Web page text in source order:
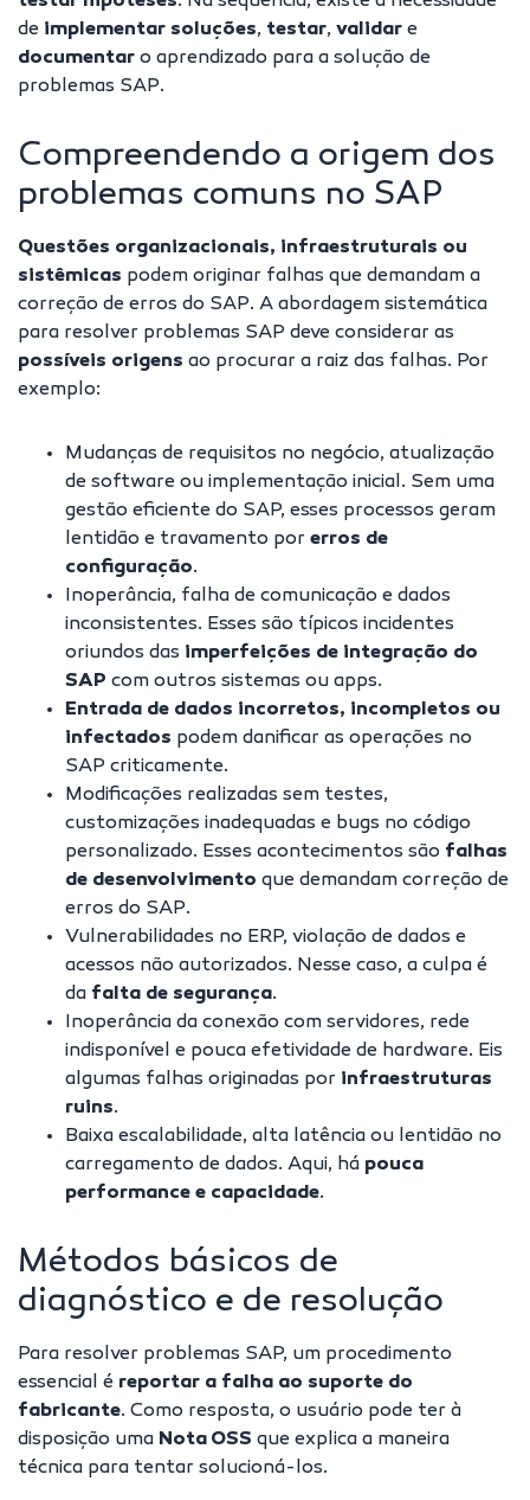
de implementar soluções, testar, validar e
documentar o aprendizado para a solução de
problemas SAP.
Compreendendo a origem dos
problemas comuns no SAP
Questões organizacionais, infraestruturais ou
sistêmicas podem originar falhas que demandam a
correção de erros do SAP. A abordagem sistemática
para resolver problemas SAP deve considerar as
possíveis origens ao procurar a raiz das falhas. Por
exemplo:
Mudanças de requisitos no negócio, atualização
de software ou implementação inicial. Sem uma
gestão eficiente do SAP, esses processos geram
lentidão e travamento por erros de
configuração.
Inoperância, falha de comunicação e dados
inconsistentes. Esses são típicos incidentes
oriundos das imperfeições de integração do
SAP com outros sistemas ou apps.
Entrada de dados incorretos, incompletos ou
infectados podem danificar as operações no
SAP criticamente.
Modificações realizadas sem testes,
customizações inadequadas e bugs no código
personalizado. Esses acontecimentos são falhas
de desenvolvimento que demandam correção de
erros do SAP.
Vulnerabilidades no ERP, violação de dados e
acessos não autorizados. Nesse caso, a culpa é
da falta de segurança.
Inoperância da conexão com servidores, rede
indisponível e pouca efetividade de hardware. Eis
algumas falhas originadas por infraestruturas
ruins.
Baixa escalabilidade, alta latência ou lentidão no
carregamento de dados. Aqui, há pouca
performance e capacidade.
Métodos básicos de
diagnóstico e de resolução
Para resolver problemas SAP, um procedimento
essencial é reportar a falha ao suporte do
fabricante. Como resposta, o usuário pode ter à
disposição uma Nota OSS que explica a maneira
técnica para tentar solucioná-los.